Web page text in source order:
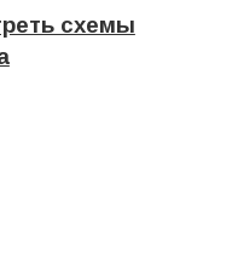
схемы